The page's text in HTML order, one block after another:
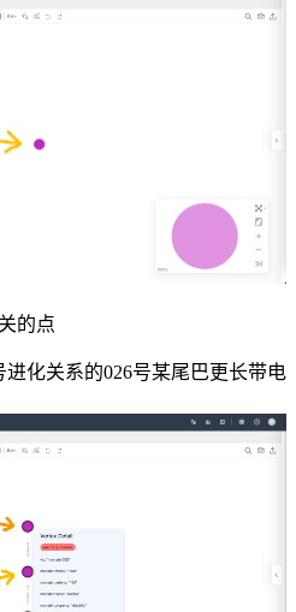
的点
进化关系的026号某尾巴更长带电